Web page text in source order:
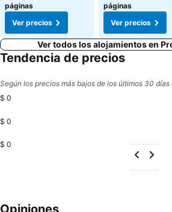
páginas
Ver precios
páginas
Ver precios
Ver todos los alojamientos en
Tendencia de precios
Según los precios más bajos de los últimos 30
$ 0
$ 0
$ 0
Opiniones